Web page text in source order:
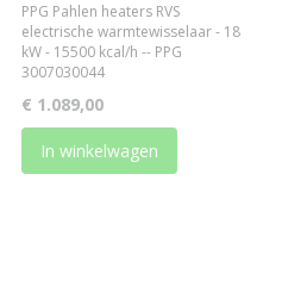
PPG Pahlen heaters RVS
electrische warmtewisselaar - 18
kW - 15500 kcal/h -- PPG
3007030044
€ 1.089,00
In winkelwagen